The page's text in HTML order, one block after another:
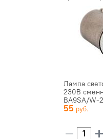
Лампа
230В
BA9SA/W-
55